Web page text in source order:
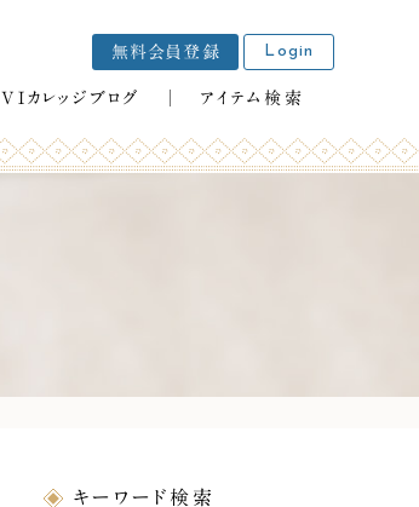
VIカレッジブログ アイテム検索
無料会員登録 Login
キーワード検索